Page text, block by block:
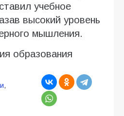
учебное
высокий уровень
мышления.
образования
,